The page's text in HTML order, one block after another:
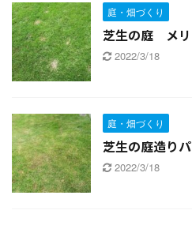
庭・畑づくり
芝生の庭 メリ
2022/3/18
庭・畑づくり
芝生の庭造り
2022/3/18